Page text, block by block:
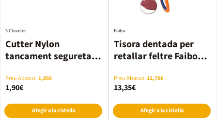
Cutter Nylon
tancament seguretat
3 Claveles
Preu Abacus 1,85€
1,90€
Afegir a la cistella
Tisora dentada per
retallar feltre Faibo
Faibo
Preu Abacus 12,70€
13,35€
Afegir a la cistella